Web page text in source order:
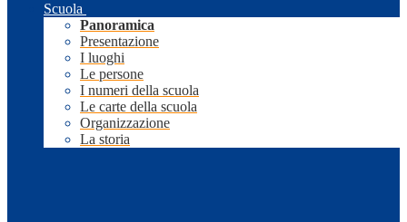
Scuola
Panoramica
Presentazione
I luoghi
Le persone
I numeri della scuola
Le carte della scuola
Organizzazione
La storia